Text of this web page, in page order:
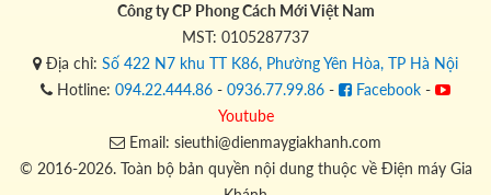
Công ty CP Phong Cách Mới Việt Nam
MST: 0105287737
Địa chỉ: Số 422 N7 khu TT K86, Phường Yên Hòa, TP Hà Nội
Hotline: 094.22.444.86 - 0936.77.99.86 - Facebook -
Youtube
Email: sieuthi@dienmaygiakhanh.com
© 2016-2026. Toàn bộ bản quyền nội dung thuộc về Điện máy Gia